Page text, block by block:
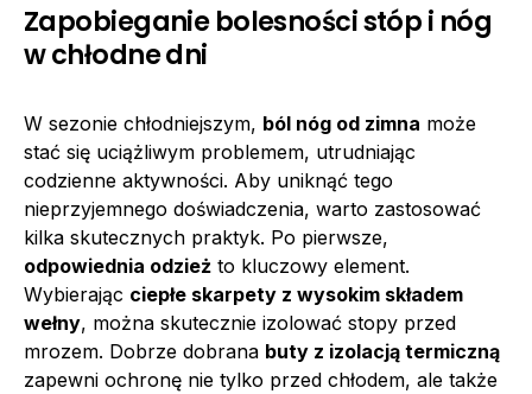
Zapobieganie bolesności stóp i nóg
w chłodne dni
W sezonie chłodniejszym, ból nóg od zimna może
stać się uciążliwym problemem, utrudniając
codzienne aktywności. Aby uniknąć tego
nieprzyjemnego doświadczenia, warto zastosować
kilka skutecznych praktyk. Po pierwsze,
odpowiednia odzież to kluczowy element.
Wybierając ciepłe skarpety z wysokim składem
wełny, można skutecznie izolować stopy przed
mrozem. Dobrze dobrana buty z izolacją termiczną
zapewni ochronę nie tylko przed chłodem, ale także